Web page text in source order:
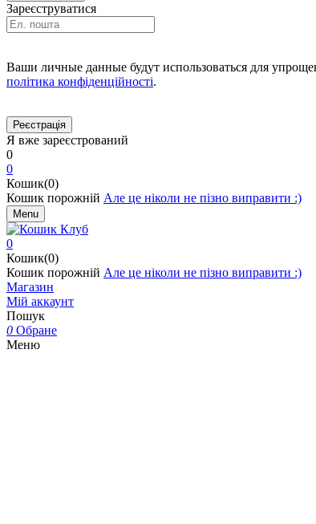
Зареєструватися
Ваши личные данные будут использоваться для
політика конфіденційності.
Я вже зареєстрований
0
0
Кошик(0)
Кошик порожній Але це ніколи не пізно виправити :)
Menu
0
Кошик(0)
Кошик порожній Але це ніколи не пізно виправити :)
Магазин
Мій аккаунт
Пошук
0 Обране
Меню